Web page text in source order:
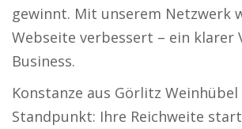
gewinnt. Mit unserem Netzwerk
Webseite verbessert – ein
Business.
Konstanze aus Görlitz
Standpunkt: Ihre Reichweite